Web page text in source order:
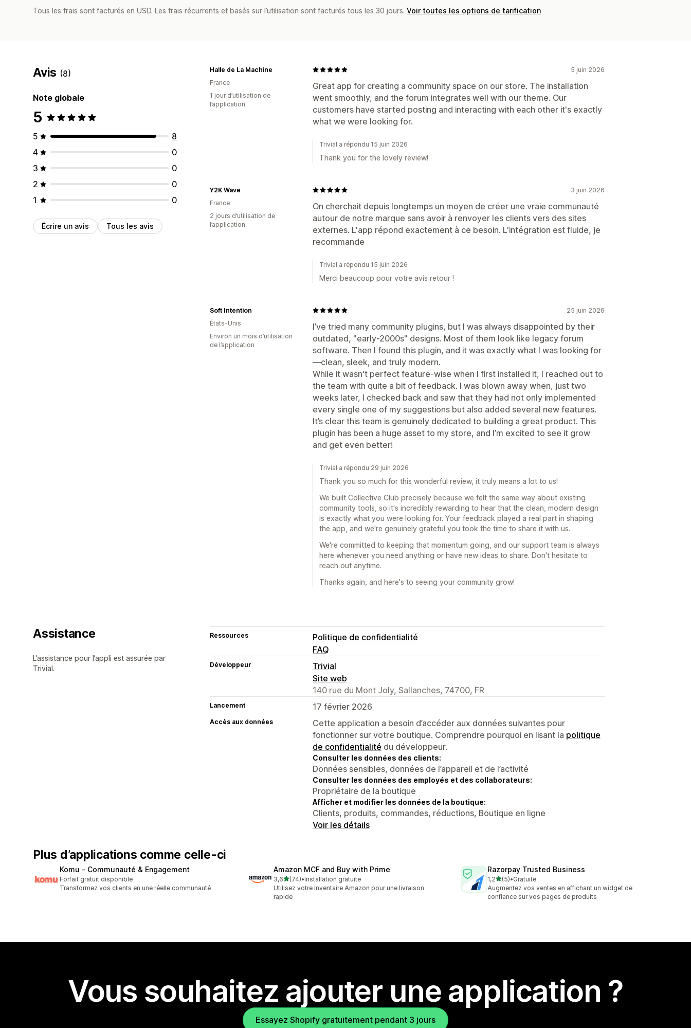
Tous les frais sont facturés en USD. Les frais récurrents et basés sur l’utilisation sont facturés tous les 30 jours. Voir toutes les options de tarification
Avis (8)
Note globale
5
5
8
4
0
3
0
2
0
1
0
Écrire un avis Tous les avis
5 juin 2026
Great app for creating a community space on our store. The installation
went smoothly, and the forum integrates well with our theme. Our
customers have started posting and interacting with each other it's exactly
what we were looking for.
Halle de La Machine
France
1 jour d’utilisation de
l’application
Trivial a répondu 15 juin 2026
Thank you for the lovely review!
3 juin 2026
On cherchait depuis longtemps un moyen de créer une vraie communauté
autour de notre marque sans avoir à renvoyer les clients vers des sites
externes. L'app répond exactement à ce besoin. L'intégration est fluide, je
recommande
Y2K Wave
France
2 jours d’utilisation de
l’application
Trivial a répondu 15 juin 2026
Merci beaucoup pour votre avis retour !
25 juin 2026
I’ve tried many community plugins, but I was always disappointed by their
outdated, "early-2000s" designs. Most of them look like legacy forum
software. Then I found this plugin, and it was exactly what I was looking for
—clean, sleek, and truly modern.
While it wasn't perfect feature-wise when I first installed it, I reached out to
the team with quite a bit of feedback. I was blown away when, just two
weeks later, I checked back and saw that they had not only implemented
every single one of my suggestions but also added several new features.
It’s clear this team is genuinely dedicated to building a great product. This
plugin has been a huge asset to my store, and I’m excited to see it grow
and get even better!
Soft Intention
États-Unis
Environ un mois d’utilisation
de l’application
Trivial a répondu 29 juin 2026
Thank you so much for this wonderful review, it truly means a lot to us!
We built Collective Club precisely because we felt the same way about existing
community tools, so it's incredibly rewarding to hear that the clean, modern design
is exactly what you were looking for. Your feedback played a real part in shaping
the app, and we're genuinely grateful you took the time to share it with us.
We're committed to keeping that momentum going, and our support team is always
here whenever you need anything or have new ideas to share. Don't hesitate to
reach out anytime.
Thanks again, and here's to seeing your community grow!
Assistance
L’assistance pour l’appli est assurée par
Trivial.
Ressources
Politique de confidentialité
FAQ
Développeur
Trivial
Site web
140 rue du Mont Joly, Sallanches, 74700, FR
Lancement 17 février 2026
Accès aux données
Cette application a besoin d’accéder aux données suivantes pour
fonctionner sur votre boutique. Comprendre pourquoi en lisant la politique
de confidentialité du développeur.
Consulter les données des clients:
Données sensibles, données de l’appareil et de l’activité
Consulter les données des employés et des collaborateurs:
Propriétaire de la boutique
Afficher et modifier les données de la boutique:
Clients, produits, commandes, réductions, Boutique en ligne
Voir les détails
Plus d’applications comme celle-ci
Komu ‑ Communauté & Engagement
Forfait gratuit disponible
Transformez vos clients en une réelle communauté
Amazon MCF and Buy with Prime
3,6étoile(s) sur 5
(74)
74 avis au total
•Installation gratuite
Utilisez votre inventaire Amazon pour une livraison
rapide
Razorpay Trusted Business
1,2étoile(s) sur 5
(5)
5 avis au total
•Gratuite
Augmentez vos ventes en affichant un widget de
confiance sur vos pages de produits
Vous souhaitez ajouter une application ?
Essayez Shopify gratuitement pendant 3 jours